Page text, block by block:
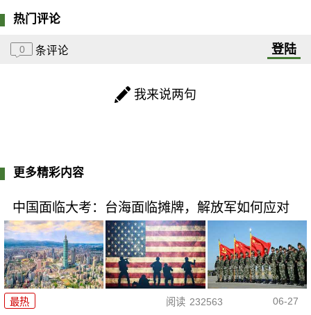
热门评论
0 条评论 登陆
我来说两句
更多精彩内容
中国面临大考：台海面临摊牌，解放军如何应对
最热 阅读 232563 06-27